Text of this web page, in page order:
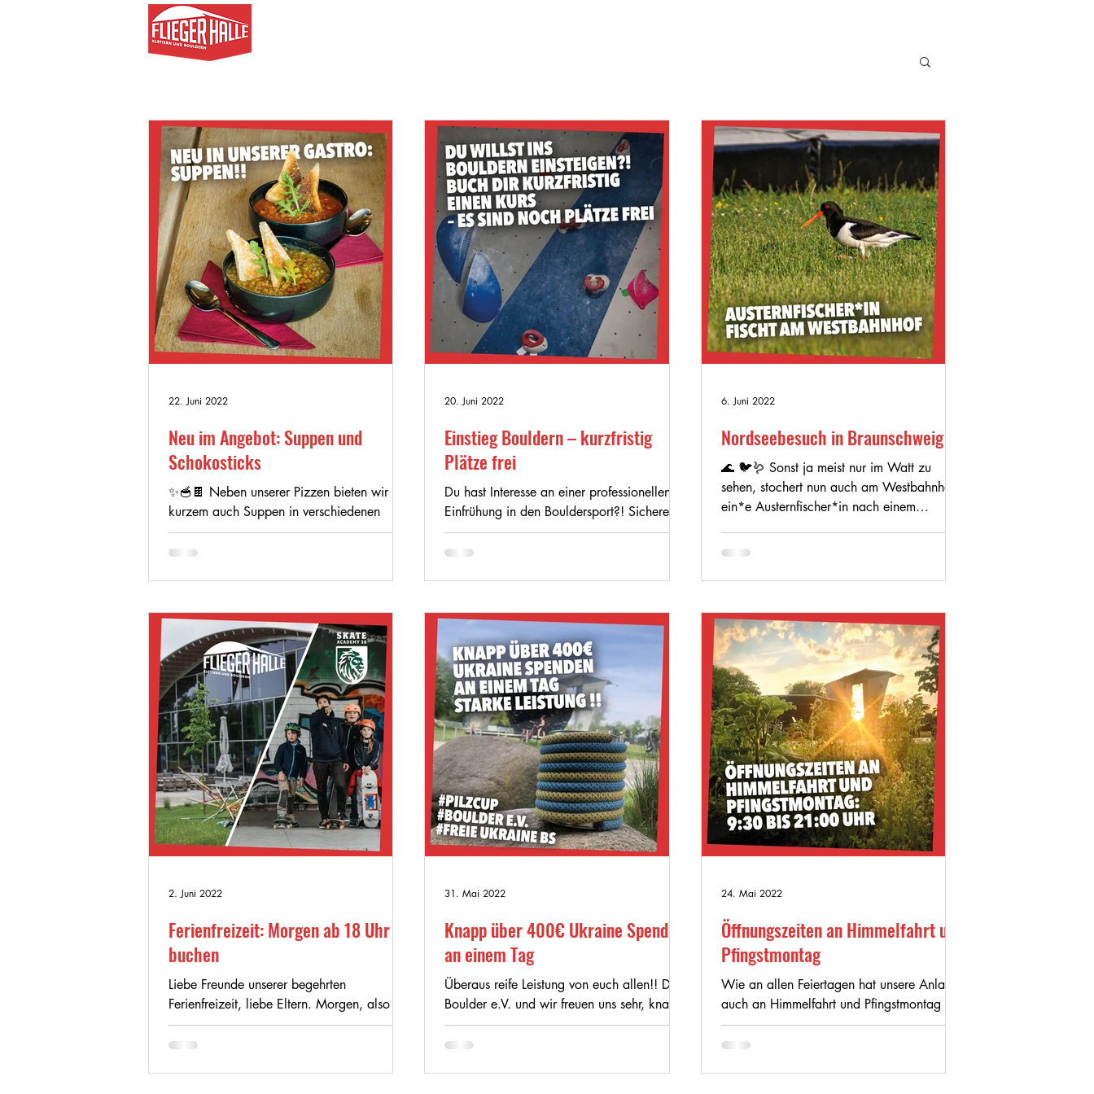
Neu im Angebot: Suppen und
Schokosticks
✨🥣🍫 Neben unserer Pizzen bieten wir seit
kurzem auch Suppen in verschiedenen
Sorten an: Linsen Dal, Süßkartoffel, Erbse
und Chili. Für...
22. Juni 2022
Einstieg Bouldern – kurzfristig
Plätze frei
Du hast Interesse an einer professionellen
Einfrühung in den Bouldersport?! Sichere dir
jetzt die letzten freien Plätze für morgen
Abend:...
20. Juni 2022
Nordseebesuch in Braunschweig
🌊 🐦🪱 Sonst ja meist nur im Watt zu
sehen, stochert nun auch am Westbahnhof
ein*e Austernfischer*in nach einem
6. Juni 2022
Ferienfreizeit: Morgen ab 18 Uhr
buchen
Liebe Freunde unserer begehrten
Ferienfreizeit, liebe Eltern. Morgen, also
Freitag der 3. Juni um 18 Uhr ist es wieder
soweit und ihr...
2. Juni 2022
Knapp über 400€ Ukraine Spenden
an einem Tag
Überaus reife Leistung von euch allen!! Der
Boulder e.V. und wir freuen uns sehr, knapp
über 400€ Ukraine Spenden am PilzCup-
Wettkampftag...
31. Mai 2022
Öffnungszeiten an Himmelfahrt und
Pfingstmontag
Wie an allen Feiertagen hat unsere Anlage
auch an Himmelfahrt und Pfingstmontag von
9:30 bis 21:00 Uhr geöffnet.
#ilovefeiertagssport 😝
24. Mai 2022